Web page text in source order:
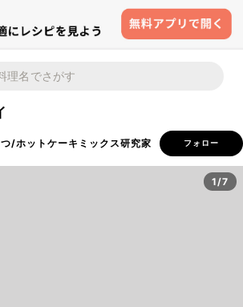
/ホットケーキミックス研究家 フォロー
1/7